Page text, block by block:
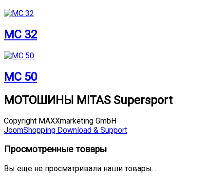
MC 32
MC 50
МОТОШИНЫ MITAS Supersport
Copyright MAXXmarketing GmbH
JoomShopping Download & Support
Просмотренные товары
Вы еще не просматривали наши товары...